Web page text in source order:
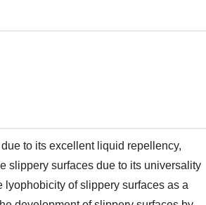
to its excellent liquid repellency,
slippery surfaces due to its universality
lyophobicity of slippery surfaces as a